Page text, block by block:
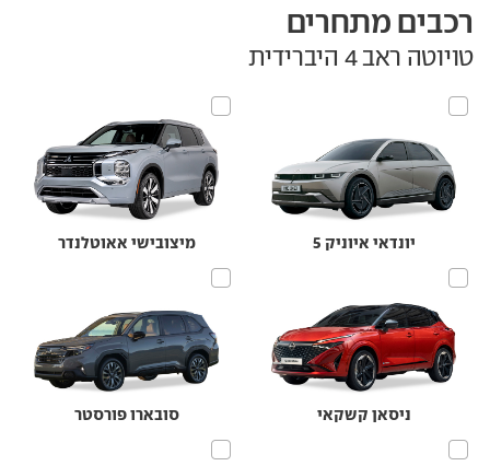
רכבים מתחרים
טויוטה ראב 4 היברידית
יונדאי איוניק 5 מיצובישי אאוטלנדר
ניסאן קשקאי סובארו פורסטר